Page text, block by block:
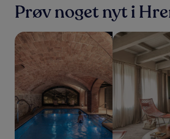
én
som
er
fundet
inden
for
de
seneste
24
timer.
Priser
Prøv noget nyt i
Søg efter overnatningssteder
Søg efter